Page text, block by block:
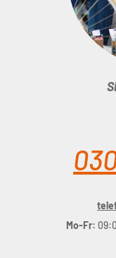
Mo-Fr: